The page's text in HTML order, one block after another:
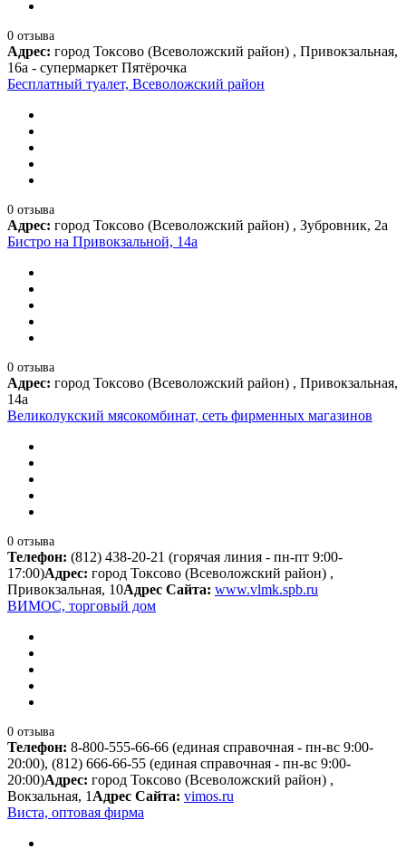
0 отзыва
Адрес: город Токсово (Всеволожский район) , Привокзальная,
16а - супермаркет Пятёрочка
Бесплатный туалет, Всеволожский район
0 отзыва
Адрес: город Токсово (Всеволожский район) , Зубровник, 2а
Бистро на Привокзальной, 14а
0 отзыва
Адрес: город Токсово (Всеволожский район) , Привокзальная,
14а
Великолукский мясокомбинат, сеть фирменных магазинов
0 отзыва
Телефон: (812) 438-20-21 (горячая линия - пн-пт 9:00-
17:00)Адрес: город Токсово (Всеволожский район) ,
Привокзальная, 10Адрес Сайта: www.vlmk.spb.ru
ВИМОС, торговый дом
0 отзыва
Телефон: 8-800-555-66-66 (единая справочная - пн-вс 9:00-
20:00), (812) 666-66-55 (единая справочная - пн-вс 9:00-
20:00)Адрес: город Токсово (Всеволожский район) ,
Вокзальная, 1Адрес Сайта: vimos.ru
Виста, оптовая фирма